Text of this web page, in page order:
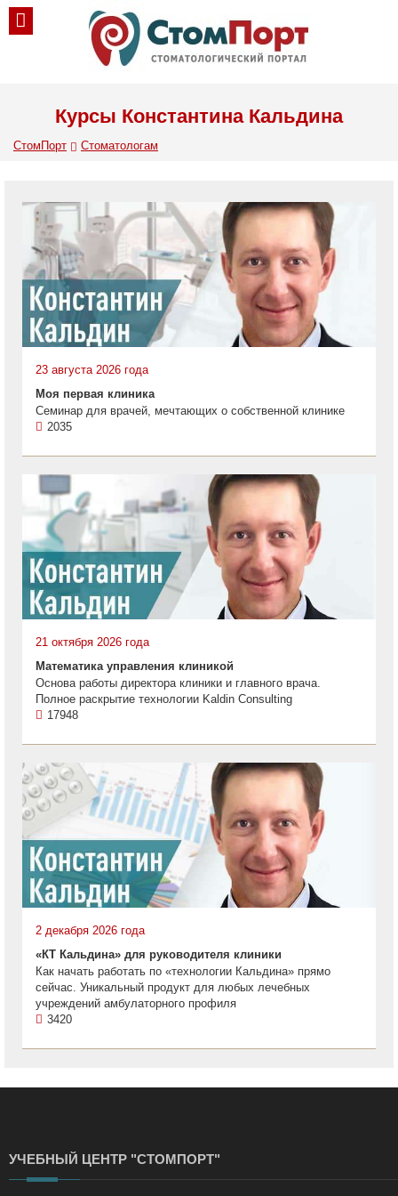
Курсы Константина Кальдина
СтомПорт Стоматологам
23 августа 2026 года
Моя первая клиника
Семинар для врачей, мечтающих о собственной клинике
2035
21 октября 2026 года
Математика управления клиникой
Основа работы директора клиники и главного врача.
Полное раскрытие технологии Kaldin Consulting
17948
2 декабря 2026 года
«КТ Кальдина» для руководителя клиники
Как начать работать по «технологии Кальдина» прямо
сейчас. Уникальный продукт для любых лечебных
учреждений амбулаторного профиля
3420
УЧЕБНЫЙ ЦЕНТР "СТОМПОРТ"